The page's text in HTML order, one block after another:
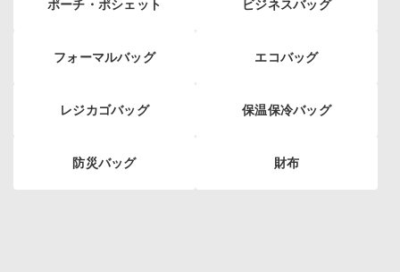
ポーチ・ポシェット ビジネスバッグ
フォーマルバッグ エコバッグ
レジカゴバッグ 保温保冷バッグ
防災バッグ 財布